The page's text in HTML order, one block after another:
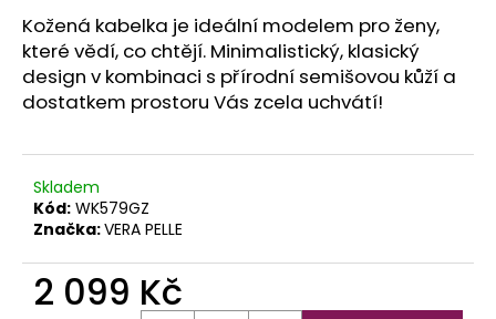
Kožená kabelka je ideální modelem pro ženy,
které vědí, co chtějí. Minimalistický, klasický
design v kombinaci s přírodní semišovou kůží a
dostatkem prostoru Vás zcela uchvátí!
Skladem
Kód: WK579GZ
Značka:VERA PELLE
2 099 Kč
r
u
č
u
j
m
e